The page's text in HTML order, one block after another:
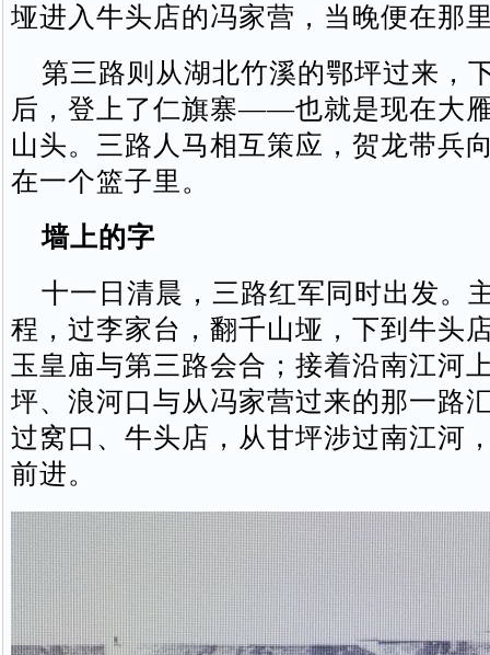
垭进入牛头店的冯家营，当晚便在那
第三路则从湖北竹溪的鄂坪过来，
后，登上了仁旗寨——也就是现在大
山头。三路人马相互策应，贺龙带兵
在一个篮子里。
墙上的字
十一日清晨，三路红军同时出发。
程，过李家台，翻千山垭，下到牛头
玉皇庙与第三路会合；接着沿南江河
坪、浪河口与从冯家营过来的那一路
过窝口、牛头店，从甘坪涉过南江河
前进。